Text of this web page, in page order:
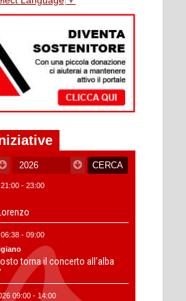
- 23:00
- 09:00
torna il concerto all’alba
09:00 - 14:00